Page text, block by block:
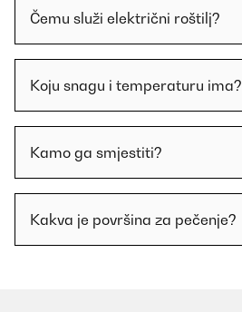
Čemu služi električni roštilj?
Koju snagu i temperaturu ima?
Kamo ga smjestiti?
Kakva je površina za pečenje?